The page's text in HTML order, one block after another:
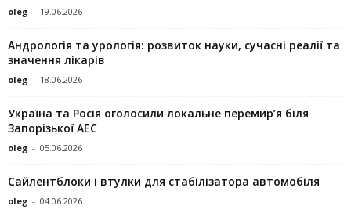
oleg - 19.06.2026
Андрологія та урологія: розвиток науки, сучасні реалії та
значення лікарів
oleg - 18.06.2026
Україна та Росія оголосили локальне перемир’я біля
Запорізької АЕС
oleg - 05.06.2026
Сайлентблоки і втулки для стабілізатора автомобіля
oleg - 04.06.2026